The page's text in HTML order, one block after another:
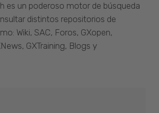
es un poderoso motor de búsqueda
distintos repositorios de
Wiki, SAC, Foros, GXopen,
GXTraining, Blogs y